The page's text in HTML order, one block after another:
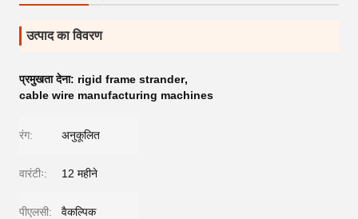
उत्पाद का विवरण
प्रमुखता देना: rigid frame strander,
cable wire manufacturing machines
रंग: अनुकूलित
वारंटीः: 12 महीने
पीएलसी: वैकल्पिक